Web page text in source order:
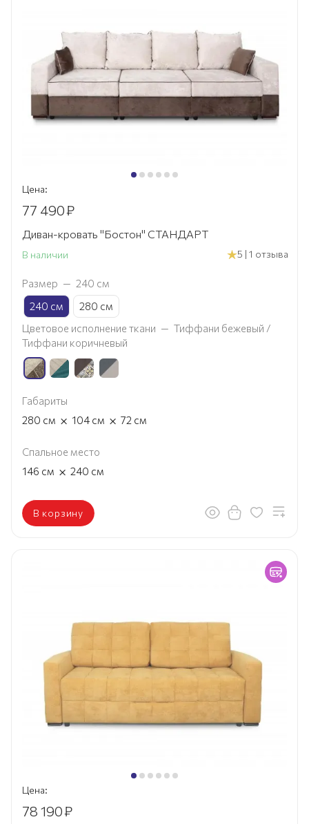
Цена:
77 490₽
Диван-кровать "Бостон" СТАНДАРТ
В наличии 5 | 1 отзыва
Размер — 240 см
240 см
280 см
Цветовое исполнение ткани — Тиффани бежевый /
Тиффани коричневый
Габариты
280 см × 104 см × 72 см
Спальное место
146 см × 240 см
В корзину
Цена:
78 190₽